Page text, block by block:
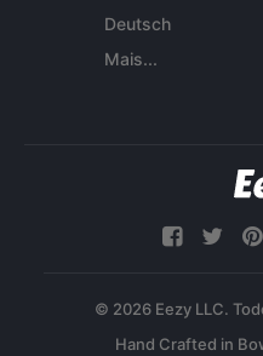
Deutsch
Mais...
© 2026 Eezy LLC.